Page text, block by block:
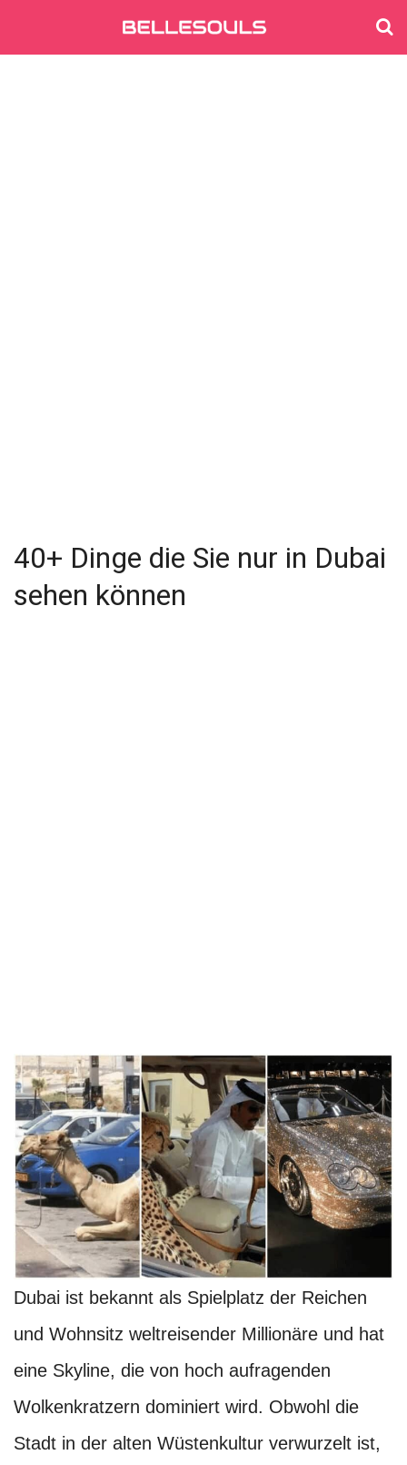
40+ Dinge die Sie nur in Dubai
sehen können
Dubai ist bekannt als Spielplatz der Reichen
und Wohnsitz weltreisender Millionäre und hat
eine Skyline, die von hoch aufragenden
Wolkenkratzern dominiert wird. Obwohl die
Stadt in der alten Wüstenkultur verwurzelt ist,